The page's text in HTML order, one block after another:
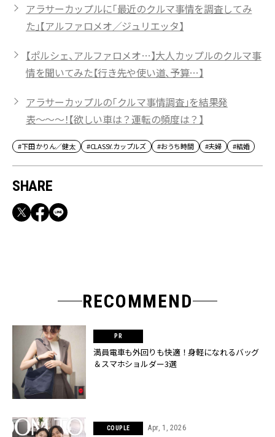
アラサーカップルに「最近のクルマ事情を調査してみ
た」【アルファロメオ／ジュリエッタ】
【ポルシェ、アルファロメオ…】大人カップルのクルマ事
情を聞いてみた【行き先や使い道、予算…】
アラサーカップルの「クルマ事情調査」を結果発
表〜〜〜！【欲しい車は？運転の頻度は？】
#下田 かりん／健太 #CLASSY.カップルズ #おうち時間 #夫婦 #結婚
SHARE
RECOMMEND
満員電車も外回りも快適！身軽になれるバッグ
＆スマホショルダー3選
COUPLE Apr, 1, 2026